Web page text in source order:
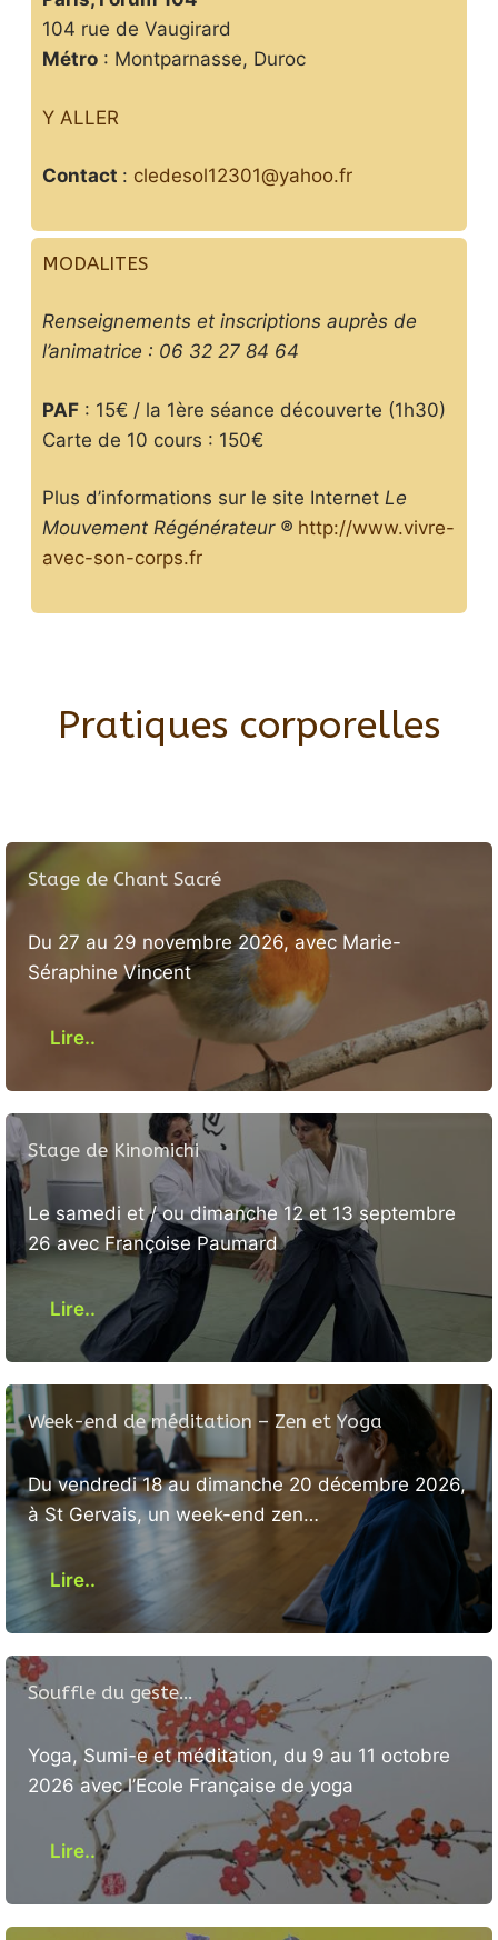
104 rue de Vaugirard
Métro : Montparnasse, Duroc
Y ALLER
Contact : cledesol12301@yahoo.fr
MODALITES
Renseignements et inscriptions auprès de
l’animatrice : 06 32 27 84 64
PAF : 15€ / la 1ère séance découverte (1h30)
Carte de 10 cours : 150€
Plus d’informations sur le site Internet Le
Mouvement Régénérateur ® http://www.vivre-
avec-son-corps.fr
Pratiques corporelles
Stage de Chant Sacré
Du 27 au 29 novembre 2026, avec Marie-
Séraphine Vincent
Lire..
Stage de Kinomichi
Le samedi et / ou dimanche 12 et 13 septembre
26 avec Françoise Paumard
Lire..
Week-end de méditation – Zen et Yoga
Du vendredi 18 au dimanche 20 décembre 2026,
à St Gervais, un week-end zen…
Lire..
Souffle du geste…
Yoga, Sumi-e et méditation, du 9 au 11 octobre
2026 avec l’Ecole Française de yoga
Lire..